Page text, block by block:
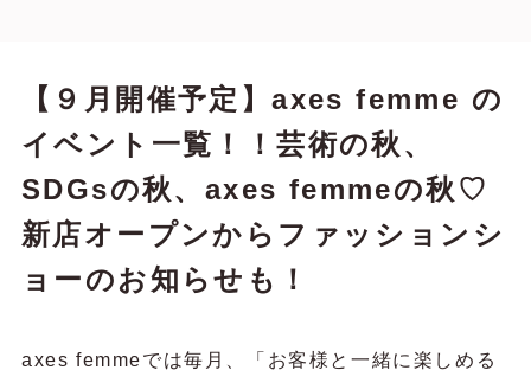
【９月開催予定】axes femme の
イベント一覧！！芸術の秋、
SDGsの秋、axes femmeの秋♡
新店オープンからファッションシ
ョーのお知らせも！
axes femmeでは毎月、「お客様と一緒に楽しめる